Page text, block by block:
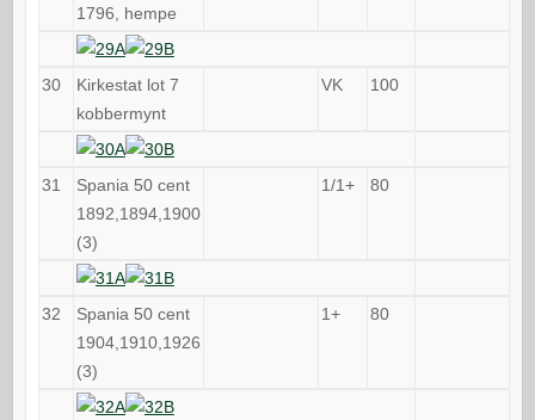
1796, hempe
30
Kirkestat lot 7
kobbermynt
VK 100
31
Spania 50 cent
1892,1894,1900
(3)
1/1+ 80
32
Spania 50 cent
1904,1910,1926
(3)
1+ 80